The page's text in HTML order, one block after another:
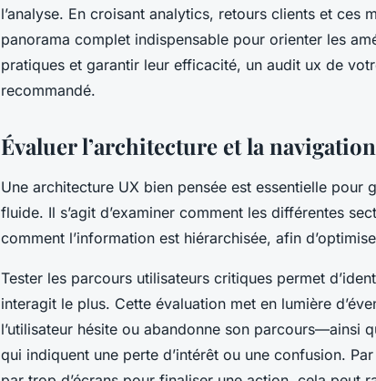
l’analyse. En croisant analytics, retours clients et ces
panorama complet indispensable pour orienter les
pratiques et garantir leur efficacité, un audit ux de
recommandé.
Évaluer l’architecture et la
Une architecture UX bien pensée est essentielle pour
fluide. Il s’agit d’examiner comment les différentes
comment l’information est hiérarchisée, afin
Tester les parcours utilisateurs critiques permet
interagit le plus. Cette évaluation met en lumière
l’utilisateur hésite ou abandonne son parcours—ainsi
qui indiquent une perte d’intérêt ou une confusion.